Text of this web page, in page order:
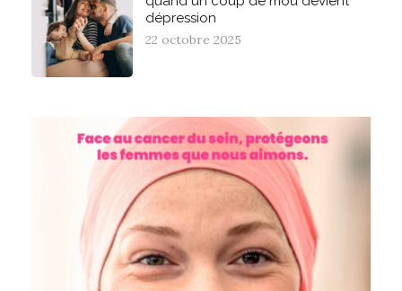
dépression
22 octobre 2025